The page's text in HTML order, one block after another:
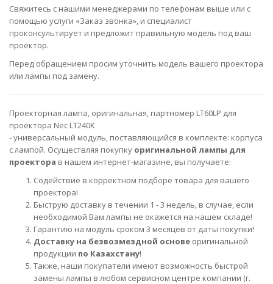
Свяжитесь с нашими менеджерами по телефонам выше или с
помощью услуги «Заказ звонка», и специалист
проконсультирует и предложит правильную модель под ваш
проектор.
Перед обращением просим уточнить модель вашего проектора
или лампы под замену.
Проекторная лампа, оригинальная, партномер LT60LP для
проектора Nec LT240K
- универсальный модуль, поставляющийся в комплекте: корпуса
с лампой. Осуществляя покупку оригинальной лампы для
проектора в нашем интернет-магазине, вы получаете:
Содействие в корректном подборе товара для вашего
проектора!
Быструю доставку в течении 1 - 3 недель, в случае, если
необходимой Вам лампы не окажется на нашем складе!
Гарантию на модуль сроком 3 месяцев от даты покупки!
Доставку на безвозмездной основе оригинальной
продукции по Казахстану!
Также, наши покупатели имеют возможность быстрой
замены лампы в любом сервисном центре компании (г.